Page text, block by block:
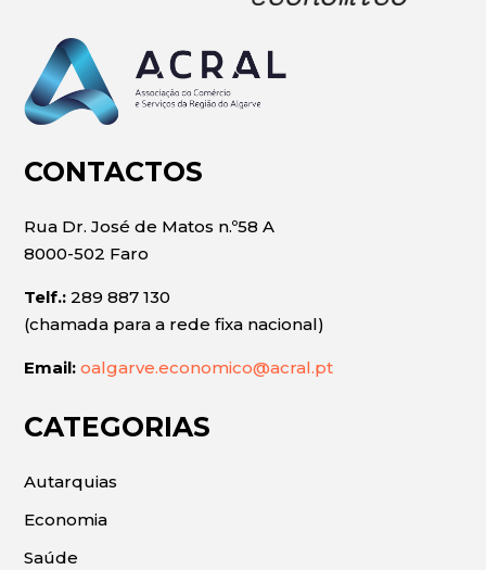
CONTACTOS
Rua Dr. José de Matos n.º58 A
8000-502 Faro
Telf.: 289 887 130
(chamada para a rede fixa nacional)
Email: oalgarve.economico@acral.pt
CATEGORIAS
Autarquias
Economia
Saúde